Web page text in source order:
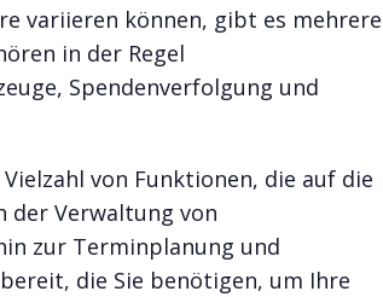
variieren können, gibt es mehrere
in der Regel
Spendenverfolgung und
von Funktionen, die auf die
der Verwaltung von
zur Terminplanung und
die Sie benötigen, um Ihre